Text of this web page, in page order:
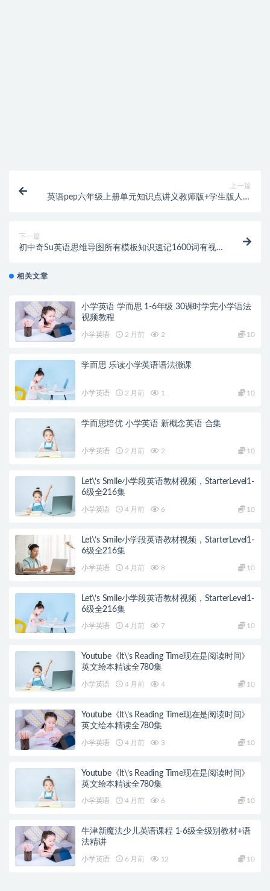
上一篇
英语pep六年级上册单元知识点讲义教师版+学生版人教
下一篇
初中奇Su英语思维导图所有模板知识速记1600词有视
相关文章
小学英语 学而思 1-6年级 30课时学完小学语法
视频教程
小学英语 2 月前 2 10
学而思 乐读小学英语语法微课
小学英语 2 月前 1 10
学而思培优 小学英语 新概念英语 合集
小学英语 2 月前 2 10
Let\’s Smile小学段英语教材视频，StarterLevel1-
6级全216集
小学英语 4 月前 6 10
Let\’s Smile小学段英语教材视频，StarterLevel1-
6级全216集
小学英语 4 月前 8 10
Let\’s Smile小学段英语教材视频，StarterLevel1-
6级全216集
小学英语 4 月前 7 10
Youtube《lt\’s Reading Time现在是阅读时间》
英文绘本精读全780集
小学英语 4 月前 4 10
Youtube《lt\’s Reading Time现在是阅读时间》
英文绘本精读全780集
小学英语 4 月前 3 10
Youtube《lt\’s Reading Time现在是阅读时间》
英文绘本精读全780集
小学英语 4 月前 6 10
牛津新魔法少儿英语课程 1-6级全级别教材+语
法精讲
小学英语 6 月前 12 10